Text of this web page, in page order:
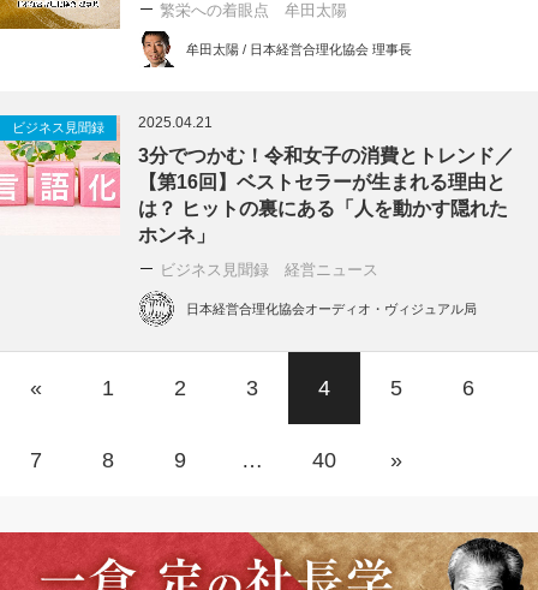
繁栄への着眼点 牟田太陽
牟田太陽 / 日本経営合理化協会 理事長
ビジネス見聞録 2025.04.21
3分でつかむ！令和女子の消費とトレンド／
【第16回】ベストセラーが生まれる理由と
は？ ヒットの裏にある「人を動かす隠れた
ホンネ」
ビジネス見聞録 経営ニュース
日本経営合理化協会オーディオ・ヴィジュアル局
« 1 2 3 4 5 6
7 8 9 … 40 »